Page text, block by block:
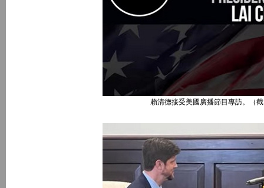
賴清德接受美國廣播節目專訪。（截